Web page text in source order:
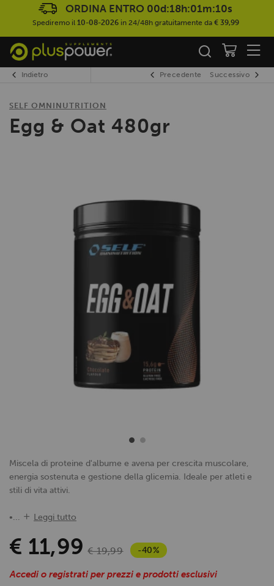
ORDINA ENTRO 00d:18h:01m:10s
Spediremo il 10-08-2026in 24/48h gratuitamente da € 39,99
Indietro Precedente Successivo
SELF OMNINUTRITION
Egg & Oat 480gr
Miscela di proteine d'albume e avena per crescita muscolare,
energia sostenuta e gestione della glicemia. Ideale per atleti e
stili di vita attivi.
•... Leggi tutto
€ 11,99 € 19,99 -40%
Accedi o registrati per prezzi e prodotti esclusivi